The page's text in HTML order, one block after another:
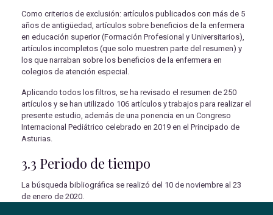
Como criterios de exclusión: artículos publicados con más de 5
años de antigüedad, artículos sobre beneficios de la enfermera
en educación superior (Formación Profesional y Universitarios),
artículos incompletos (que solo muestren parte del resumen) y
los que narraban sobre los beneficios de la enfermera en
colegios de atención especial.
Aplicando todos los filtros, se ha revisado el resumen de 250
artículos y se han utilizado 106 artículos y trabajos para realizar el
presente estudio, además de una ponencia en un Congreso
Internacional Pediátrico celebrado en 2019 en el Principado de
Asturias.
3.3 Periodo de tiempo
La búsqueda bibliográfica se realizó del 10 de noviembre al 23
de enero de 2020.